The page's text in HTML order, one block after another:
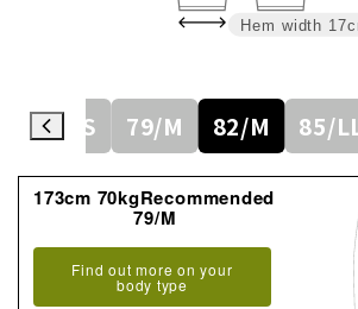
Hem width
76/S 79/M 82/M 85/
173cm 70kgRecommended
79/M
Find out more on your
body type